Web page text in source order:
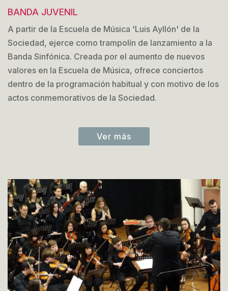
BANDA JUVENIL
A partir de la Escuela de Música 'Luis Ayllón' de la
Sociedad, ejerce como trampolín de lanzamiento a la
Banda Sinfónica. Creada por el aumento de nuevos
valores en la Escuela de Música, ofrece conciertos
dentro de la programación habitual y con motivo de los
actos conmemorativos de la Sociedad.
Ver más